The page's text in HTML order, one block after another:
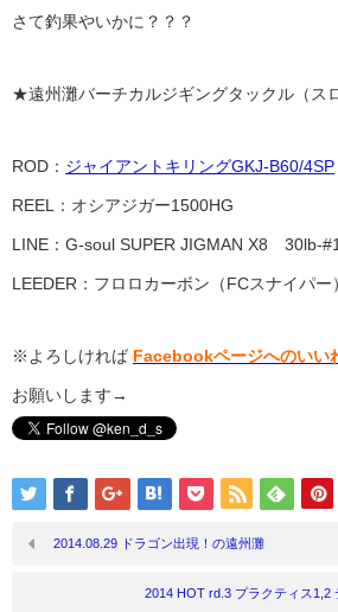
さて釣果やいかに？？？
★遠州灘バーチカルジギングタックル（ス
ROD： ジャイアントキリングGKJ-B60/4SP
REEL：オシアジガー1500HG
LINE：G-soul SUPER JIGMAN X8 30lb-
LEEDER：フロロカーボン（FCスナイパ
※よろしければ Facebookページへのいい
お願いします→
2014.08.29 ドラゴン出現！の遠州灘
2014 HOT rd.3 プラクティス1,2